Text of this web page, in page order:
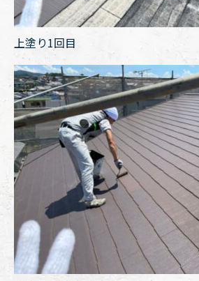
上塗り1回目